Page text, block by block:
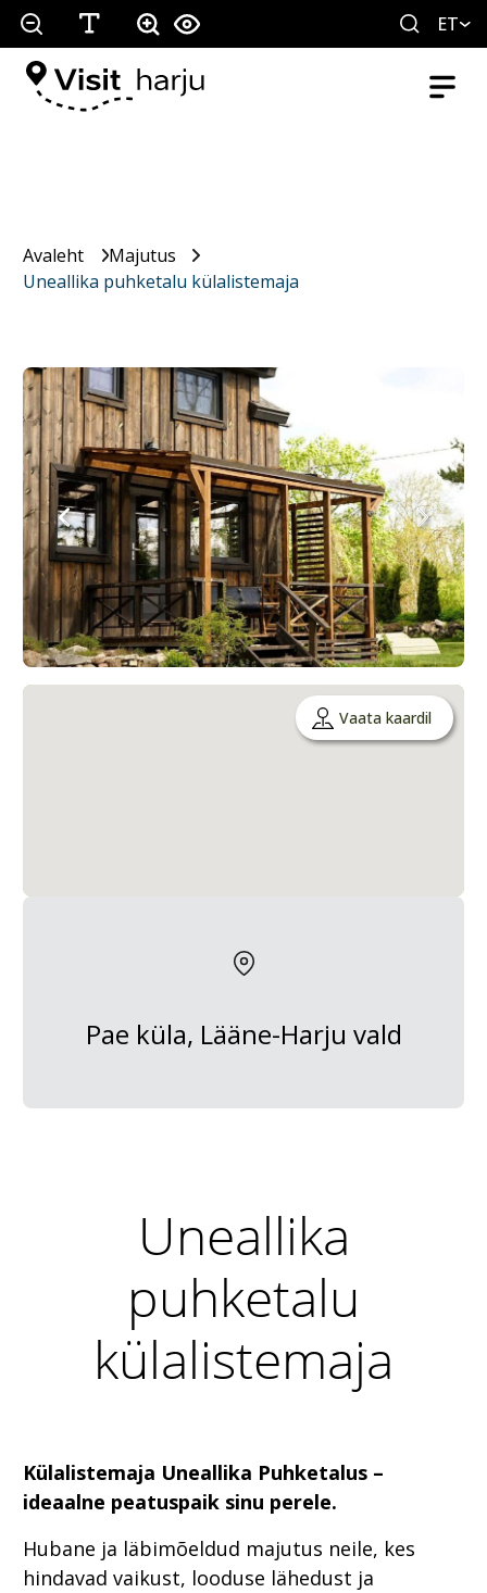
ET
Avaleht
Majutus
Uneallika puhketalu külalistemaja
Vaata kaardil
Pae küla, Lääne-Harju vald
Uneallika
puhketalu
külalistemaja
Külalistemaja Uneallika Puhketalus –
ideaalne peatuspaik sinu perele.
Hubane ja läbimõeldud majutus neile, kes
hindavad vaikust, looduse lähedust ja